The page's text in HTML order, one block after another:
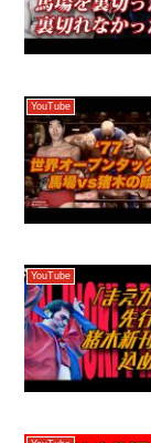
YouTube
YouTube